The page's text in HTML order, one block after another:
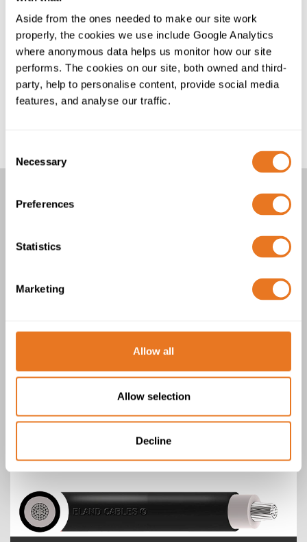
Aside from the ones needed to make our site work
properly, the cookies we use include Google Analytics
where anonymous data helps us monitor how our site
performs. The cookies on our site, both owned and third-
party, help to personalise content, provide social media
features, and analyse our traffic.
Selection
Necessary
Preferences
Statistics
Marketing
Allow all
Allow selection
Decline
necessários tamanhos adicionais, contacte a nossa
equipa, que terá todo o gosto em aconselhá-lo.
Para assistência na definição das especificações ou do
tamanho adequados destes cabos resistentes à torção
para parques eólicos e turbinas eólicas, contacte a
nossa equipa técnica.
CABOS DE ALIMENTAÇÃO PARA
TORÇÃO
Cabos para Turbinas Eólicas -
Resistente à torção 'Loop Screened'
1kV